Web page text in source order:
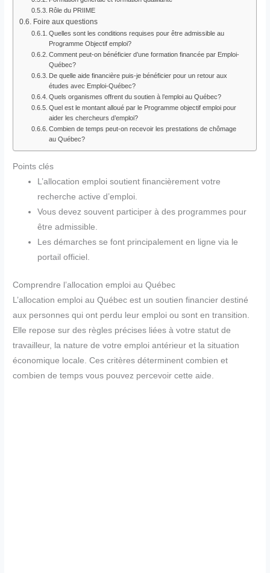
Rôle du PRIIME
Foire aux questions
Quelles sont les conditions requises pour être admissible au
Programme Objectif emploi?
Comment peut-on bénéficier d’une formation financée par Emploi-
Québec?
De quelle aide financière puis-je bénéficier pour un retour aux
études avec Emploi-Québec?
Quels organismes offrent du soutien à l’emploi au Québec?
Quel est le montant alloué par le Programme objectif emploi pour
aider les chercheurs d’emploi?
Combien de temps peut-on recevoir les prestations de chômage
au Québec?
Points clés
L’allocation emploi soutient financièrement votre
recherche active d’emploi.
Vous devez souvent participer à des programmes pour
être admissible.
Les démarches se font principalement en ligne via le
portail officiel.
Comprendre l’allocation emploi au Québec
L’allocation emploi au Québec est un soutien financier destiné
aux personnes qui ont perdu leur emploi ou sont en transition.
Elle repose sur des règles précises liées à votre statut de
travailleur, la nature de votre emploi antérieur et la situation
économique locale. Ces critères déterminent combien et
combien de temps vous pouvez percevoir cette aide.